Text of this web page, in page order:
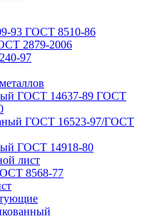
93 ГОСТ 8510-86
2879-2006
97
ГОСТ 14637-89 ГОСТ
ГОСТ 16523-97/ГОСТ
ГОСТ 14918-80
лист
8568-77